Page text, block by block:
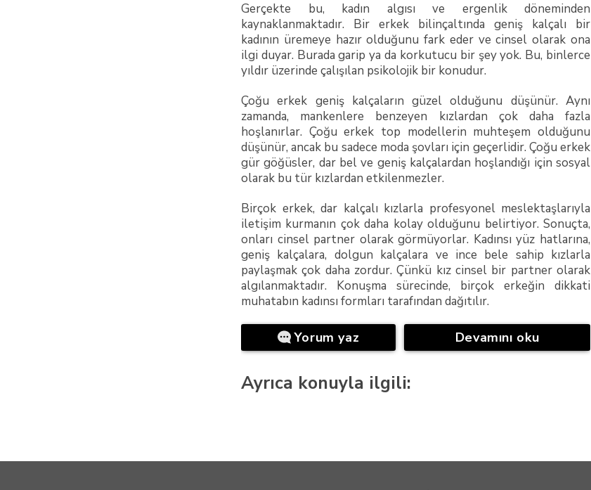
Gerçekte bu, kadın algısı ve ergenlik döneminden
kaynaklanmaktadır. Bir erkek bilinçaltında geniş kalçalı bir
kadının üremeye hazır olduğunu fark eder ve cinsel olarak ona
ilgi duyar. Burada garip ya da korkutucu bir şey yok. Bu, binlerce
yıldır üzerinde çalışılan psikolojik bir konudur.
Çoğu erkek geniş kalçaların güzel olduğunu düşünür. Aynı
zamanda, mankenlere benzeyen kızlardan çok daha fazla
hoşlanırlar. Çoğu erkek top modellerin muhteşem olduğunu
düşünür, ancak bu sadece moda şovları için geçerlidir. Çoğu erkek
gür göğüsler, dar bel ve geniş kalçalardan hoşlandığı için sosyal
olarak bu tür kızlardan etkilenmezler.
Birçok erkek, dar kalçalı kızlarla profesyonel meslektaşlarıyla
iletişim kurmanın çok daha kolay olduğunu belirtiyor. Sonuçta,
onları cinsel partner olarak görmüyorlar. Kadınsı yüz hatlarına,
geniş kalçalara, dolgun kalçalara ve ince bele sahip kızlarla
paylaşmak çok daha zordur. Çünkü kız cinsel bir partner olarak
algılanmaktadır. Konuşma sürecinde, birçok erkeğin dikkati
muhatabın kadınsı formları tarafından dağıtılır.
Yorum yaz Devamını oku
Ayrıca konuyla ilgili: